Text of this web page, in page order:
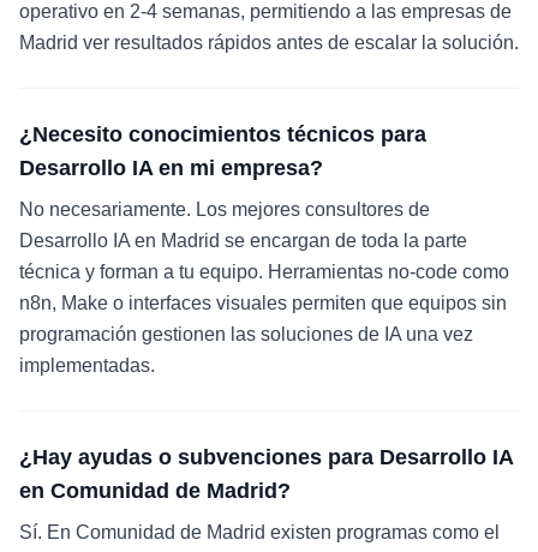
operativo en 2-4 semanas, permitiendo a las empresas de
Madrid ver resultados rápidos antes de escalar la solución.
¿Necesito conocimientos técnicos para
Desarrollo IA en mi empresa?
No necesariamente. Los mejores consultores de
Desarrollo IA en Madrid se encargan de toda la parte
técnica y forman a tu equipo. Herramientas no-code como
n8n, Make o interfaces visuales permiten que equipos sin
programación gestionen las soluciones de IA una vez
implementadas.
¿Hay ayudas o subvenciones para Desarrollo IA
en Comunidad de Madrid?
Sí. En Comunidad de Madrid existen programas como el